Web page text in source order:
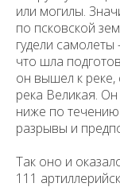
или могилы.
по псковской
гудели
что шла
он вышел к
река Великая.
ниже по
разрывы и
Так оно и
111